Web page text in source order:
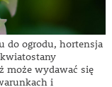
do ogrodu, hortensja
może wydawać się
i